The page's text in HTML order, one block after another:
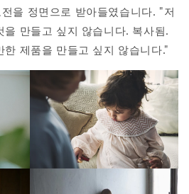
을 정면으로 받아들였습니다. "저
을 만들고 싶지 않습니다. 복사됨.
제품을 만들고 싶지 않습니다."